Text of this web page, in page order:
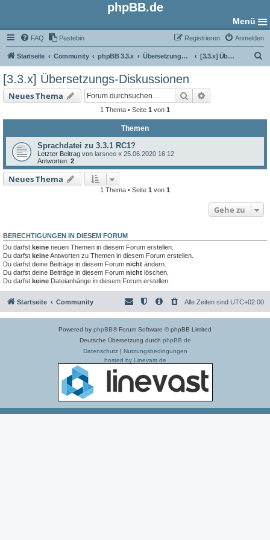
phpBB.de
Menü
FAQ Pastebin Anmelden
Registrieren
Startseite Community phpBB 3.3.x Übersetzungs-Foren [3.3.x] Übersetzungs-Diskussionen
[3.3.x] Übersetzungs-Diskussionen
Neues Thema Suche
1 Thema • Seite 1 von 1
Themen
Sprachdatei zu 3.3.1 RC1?
Letzter Beitrag von larsneo « 25.06.2020 16:12
Antworten: 2
Neues Thema
1 Thema • Seite 1 von 1
Gehe zu
BERECHTIGUNGEN IN DIESEM FORUM
Du darfst keine neuen Themen in diesem Forum erstellen.
Du darfst keineAntworten zu Themen in diesem Forum erstellen.
Du darfst deine Beiträge in diesem Forum nicht ändern.
Du darfst deine Beiträge in diesem Forum nicht löschen.
Du darfst keine Dateianhänge in diesem Forum erstellen.
Startseite Community Alle Zeiten sind UTC+02:00
Powered by phpBB® Forum Software © phpBB Limited
Deutsche Übersetzung durch phpBB.de
Datenschutz| Nutzungsbedingungen
hosted by Linevast.de